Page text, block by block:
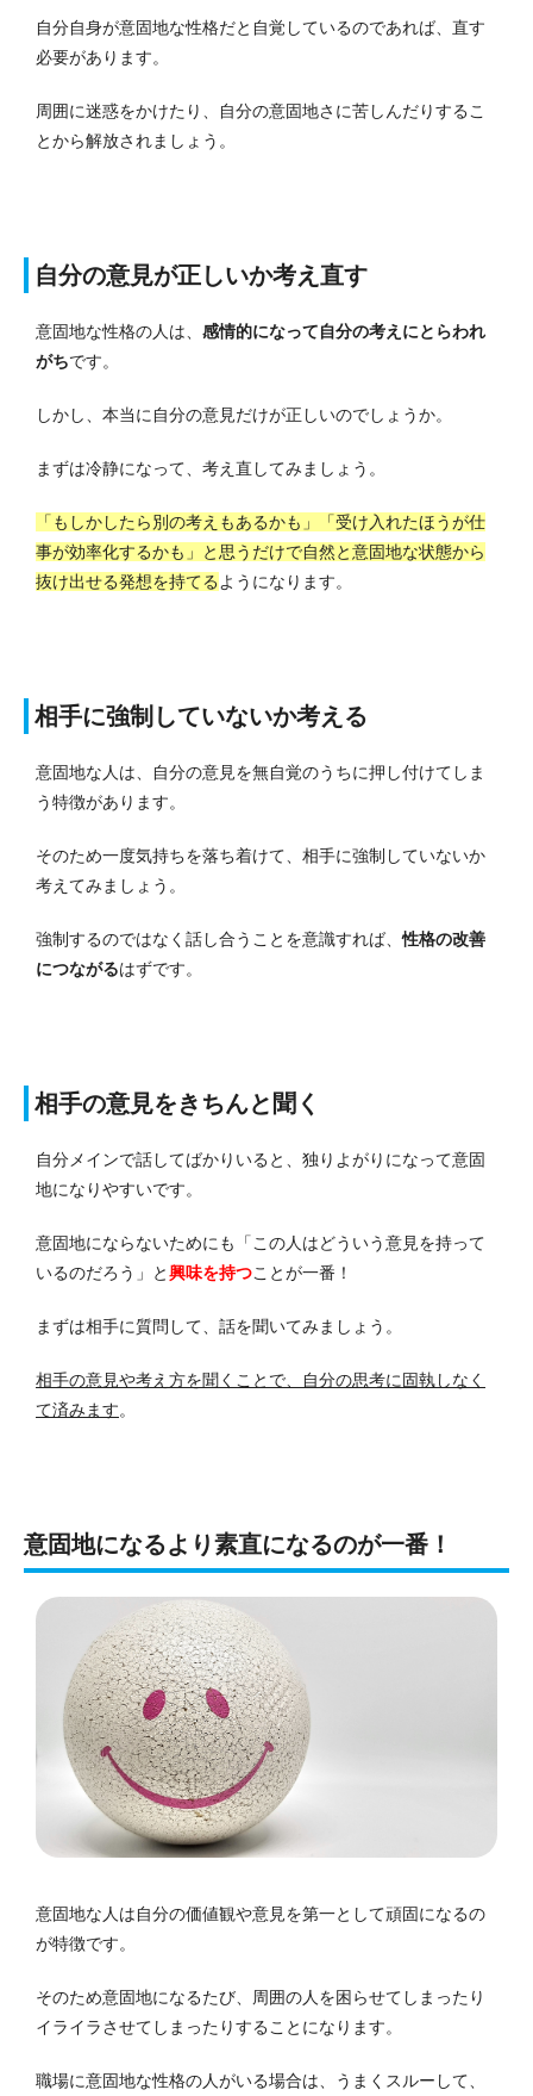
自分自身が意固地な性格だと自覚しているのであれば、直す
必要があります。
周囲に迷惑をかけたり、自分の意固地さに苦しんだりするこ
とから解放されましょう。
自分の意見が正しいか考え直す
意固地な性格の人は、 感情的になって自分の考えにとらわれ
がちです。
しかし、本当に自分の意見だけが正しいのでしょうか。
まずは冷静になって、考え直してみましょう。
「もしかしたら別の考えもあるかも」「受け入れたほうが仕
事が効率化するかも」と思うだけで自然と意固地な状態から
抜け出せる発想を持てるようになります。
相手に強制していないか考える
意固地な人は、自分の意見を無自覚のうちに押し付けてしま
う特徴があります。
そのため一度気持ちを落ち着けて、相手に強制していないか
考えてみましょう。
強制するのではなく話し合うことを意識すれば、性格の改善
につながるはずです。
相手の意見をきちんと聞く
自分メインで話してばかりいると、独りよがりになって意固
地になりやすいです。
意固地にならないためにも「この人はどういう意見を持って
いるのだろう」と興味を持つことが一番！
まずは相手に質問して、話を聞いてみましょう。
相手の意見や考え方を聞くことで、自分の思考に固執しなく
て済みます。
意固地になるより素直になるのが一番！
意固地な人は自分の価値観や意見を第一として頑固になるの
が特徴です。
そのため意固地になるたび、周囲の人を困らせてしまったり
イライラさせてしまったりすることになります。
職場に意固地な性格の人がいる場合は、うまくスルーして、